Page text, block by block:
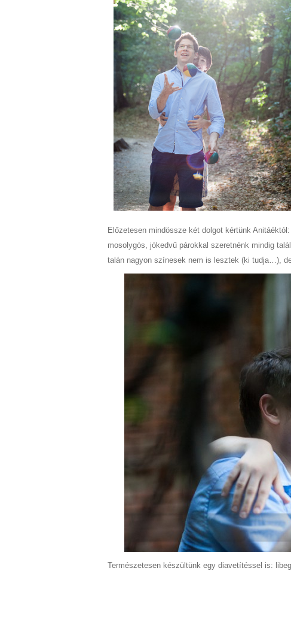
Előzetesen mindössze két dolgot kértünk
mosolygós, jókedvű párokkal szeretnénk mindig
talán nagyon színesek nem is lesztek (ki tudja…),
Természetesen készültünk egy diavetítéssel is: